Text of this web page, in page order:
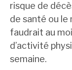
risque de
de santé ou le
faudrait au
d’activité
semaine.